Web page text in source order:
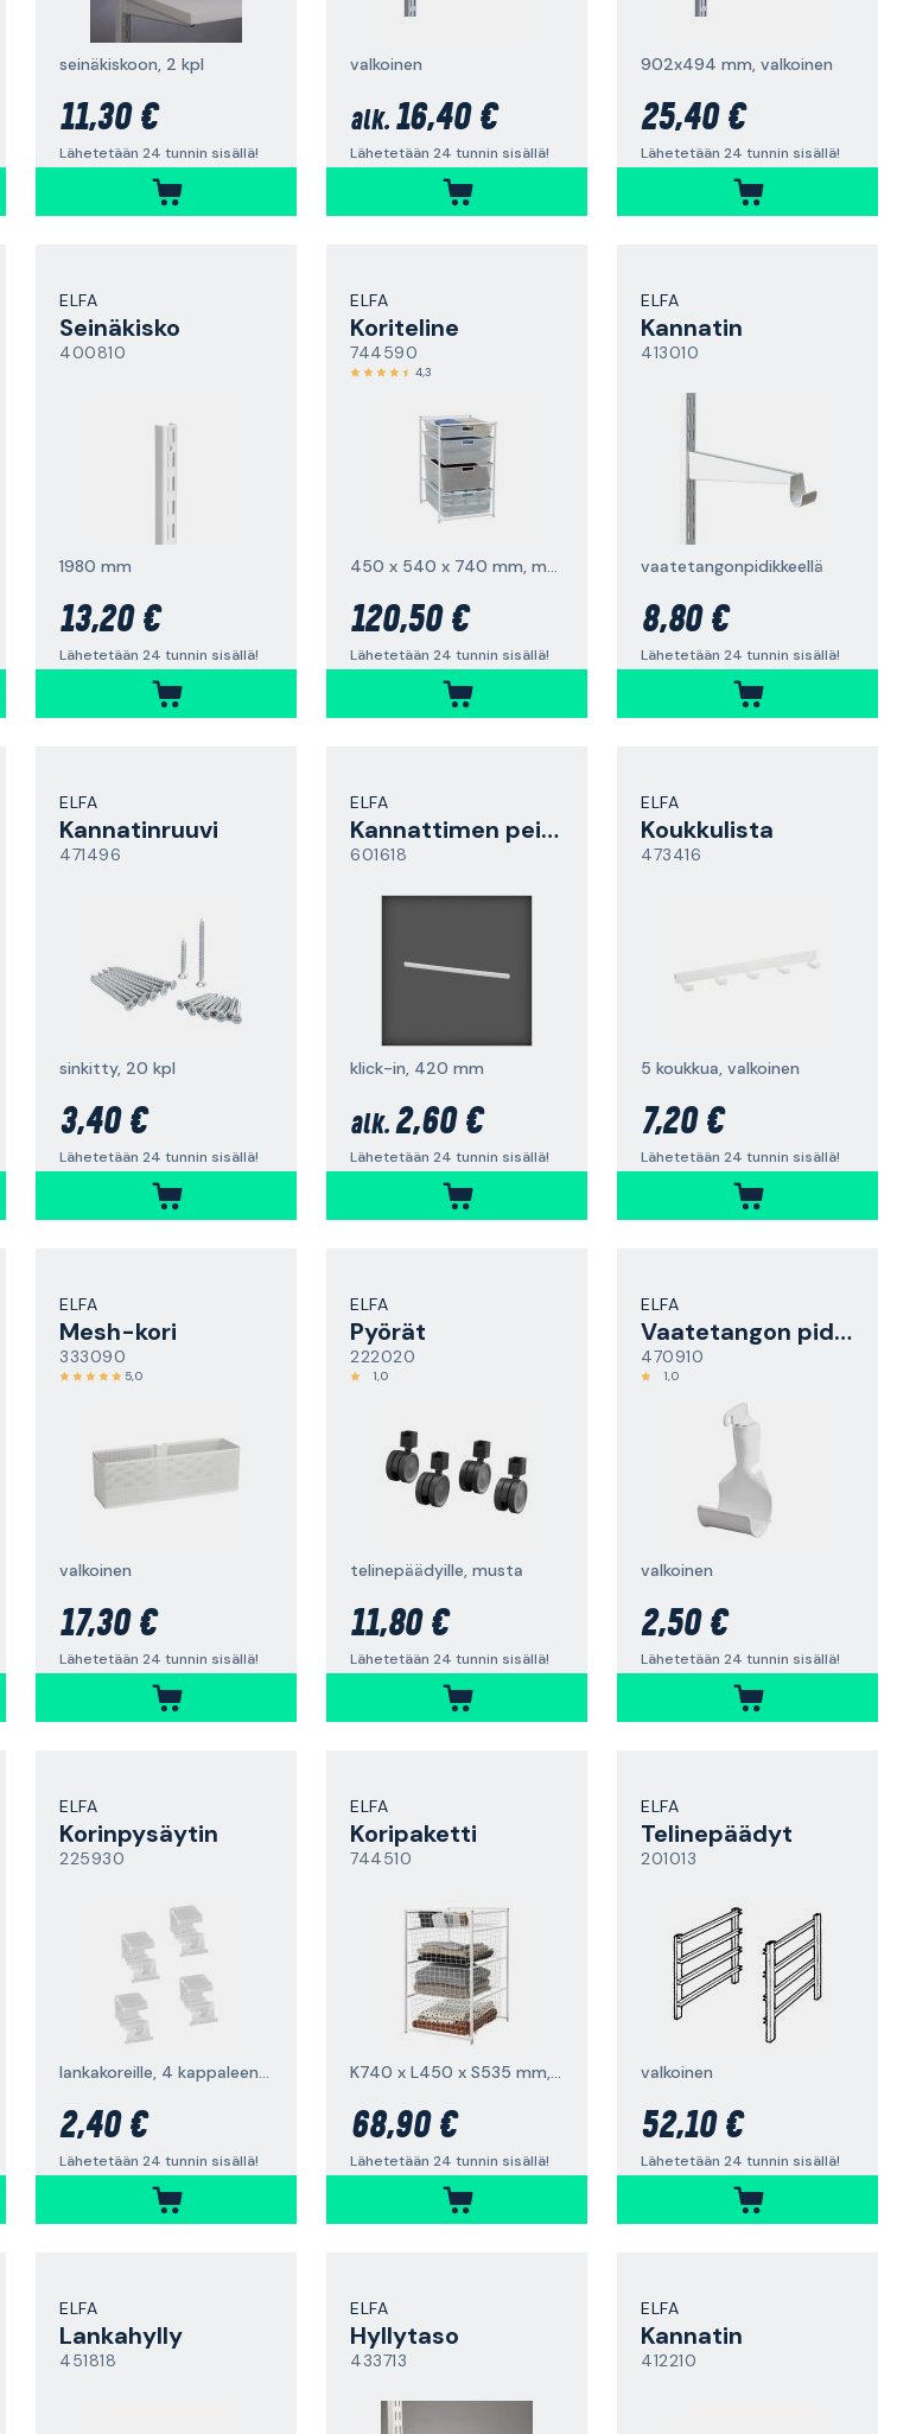
seinäkiskoon, 2 kpl
11,30 €
Lähetetään 24 tunnin sisällä!
valkoinen
alk. 16,40 €
Lähetetään 24 tunnin sisällä!
902x494 mm, valkoinen
25,40 €
Lähetetään 24 tunnin sisällä!
ELFA
Seinäkisko
400810
1980 mm
13,20 €
Lähetetään 24 tunnin sisällä!
ELFA
Koriteline
744590
4,3
450 x 540 x 740 mm, meshkori
120,50 €
Lähetetään 24 tunnin sisällä!
ELFA
Kannatin
413010
vaatetangonpidikkeellä
8,80 €
Lähetetään 24 tunnin sisällä!
ELFA
Kannatinruuvi
471496
sinkitty, 20 kpl
3,40 €
Lähetetään 24 tunnin sisällä!
ELFA
Kannattimen peitelista
601618
klick-in, 420 mm
alk. 2,60 €
Lähetetään 24 tunnin sisällä!
ELFA
Koukkulista
473416
5 koukkua, valkoinen
7,20 €
Lähetetään 24 tunnin sisällä!
ELFA
Mesh-kori
333090
5,0
valkoinen
17,30 €
Lähetetään 24 tunnin sisällä!
ELFA
Pyörät
222020
1,0
telinepäädyille, musta
11,80 €
Lähetetään 24 tunnin sisällä!
ELFA
Vaatetangon pidike
470910
1,0
valkoinen
2,50 €
Lähetetään 24 tunnin sisällä!
ELFA
Korinpysäytin
225930
lankakoreille, 4 kappaleen pakkaus
2,40 €
Lähetetään 24 tunnin sisällä!
ELFA
Koripaketti
744510
K740 x L450 x S535 mm, valkoinen
68,90 €
Lähetetään 24 tunnin sisällä!
ELFA
Telinepäädyt
201013
valkoinen
52,10 €
Lähetetään 24 tunnin sisällä!
ELFA
Lankahylly
451818
ELFA
Hyllytaso
433713
ELFA
Kannatin
412210